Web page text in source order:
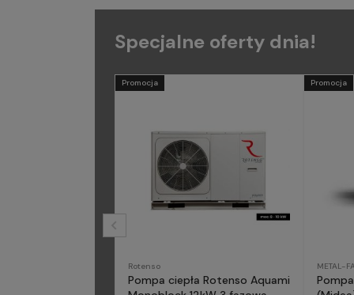
Specjalne oferty dnia!
Rotenso
Pompa ciepła Rotenso Aquami
Promocja
METAL-
Promocja